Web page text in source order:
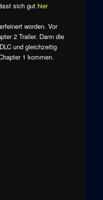
sich gut hier
worden. Vor
2 Trailer. Dann die
und gleichzeitig
1 kommen.